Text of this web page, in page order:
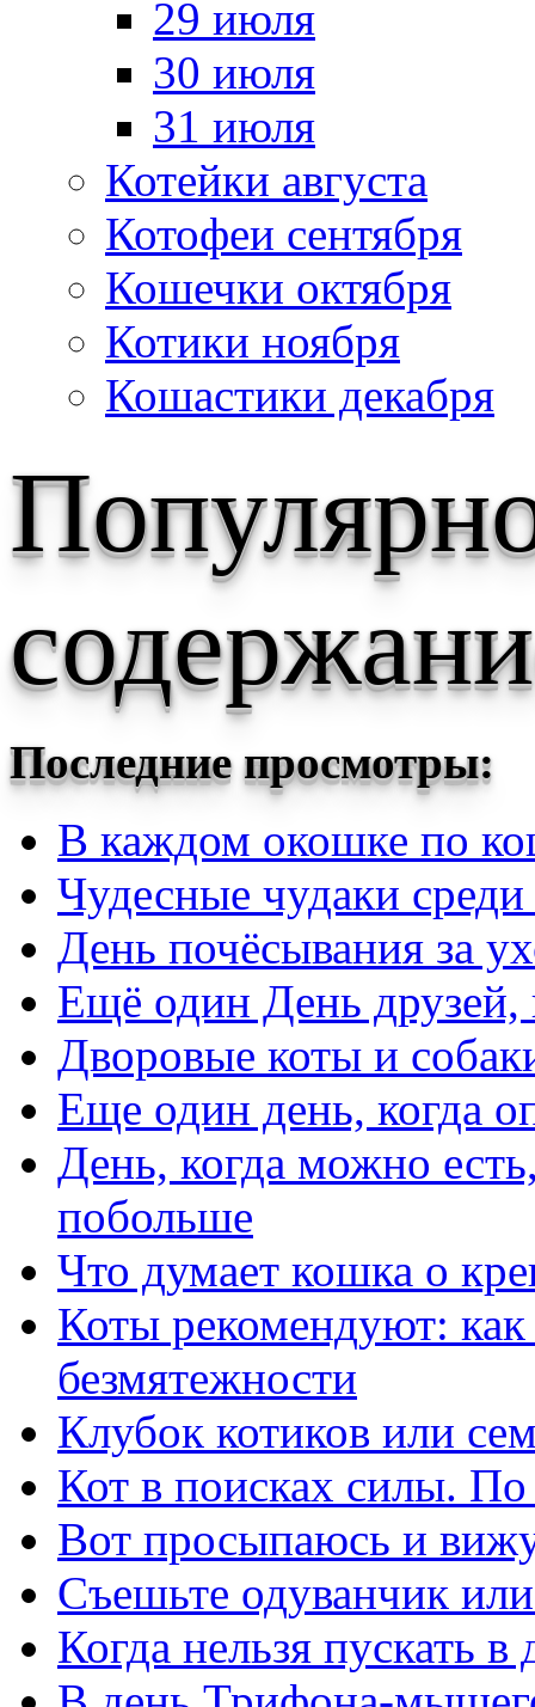
29 июля
30 июля
31 июля
Котейки августа
Котофеи сентября
Кошечки октября
Котики ноября
Кошастики декабря
Последние просмотры:
В каждом окошке по
Чудесные чудаки среди
День почёсывания за
Ещё один День друзей,
Дворовые коты и
Еще один день, когда
День, когда можно
побольше
Что думает кошка о
Коты рекомендуют:
безмятежности
Клубок котиков или
Кот в поисках силы.
Вот просыпаюсь и
Съешьте одуванчик
Когда нельзя пускать